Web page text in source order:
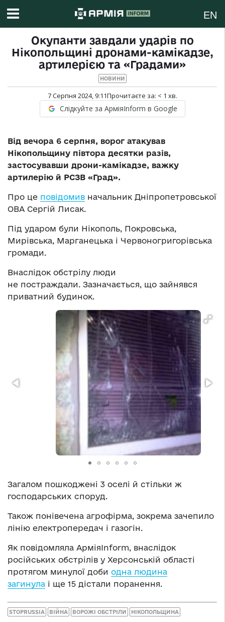
EN
Окупанти завдали ударів по
Нікопольщині дронами-камікадзе,
артилерією та «Градами»
НОВИНИ
7 Серпня 2024, 9:11Прочитаєте за: < 1 хв.
Слідкуйте за АрміяInform в Google
Від вечора 6 серпня, ворог атакував
Нікопольщину півтора десятки разів,
застосувавши дрони-камікадзе, важку
артилерію й РСЗВ «Град».
Про це повідомив начальник Дніпропетровської
ОВА Сергій Лисак.
Під ударом були Нікополь, Покровська,
Мирівська, Марганецька і Червоногригорівська
громади.
Внаслідок обстрілу люди
не постраждали. Зазначається, що зайнявся
приватний будинок.
Загалом пошкоджені 3 оселі й стільки ж
господарських споруд.
Також понівечена агрофірма, зокрема зачепило
лінію електропередач і газогін.
Як повідомляла АрміяInform, внаслідок
російських обстрілів у Херсонській області
протягом минулої доби одна людина
загинула і ще 15 дістали поранення.
STOPRUSSIA ВІЙНА ВОРОЖІ ОБСТРІЛИ НІКОПОЛЬЩИНА